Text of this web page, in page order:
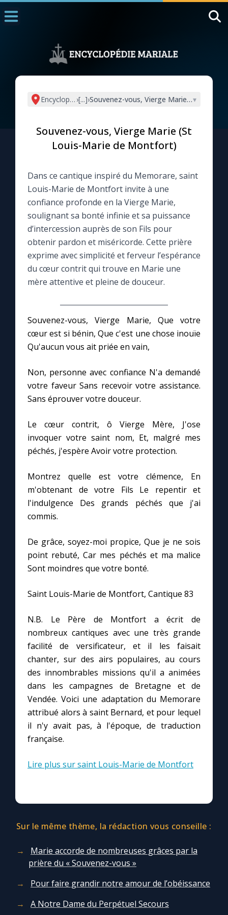
L'actualité de la semaine
La newsletter
La vidéo de la semaine
Le compte Tiktok
Le magazine
Questions-réponses
Prier au quotidien
Avec Thérèse de Lisieux
L'Évangile chaque jour
Les premiers samedis du mois
Marie qui défait les nœuds
Me consacrer à Jésus par Marie
Mes intentions de prière
Une Minute avec Marie
1000 Raisons de Croire
Chapelet pour le monde
Contact
Faire un don
Encyclopédie mariale
›[...]›Souvenez-vous, Vierge Marie (St Louis-
▾
Souvenez-vous, Vierge Marie (St
Louis-Marie de Montfort)
Dans ce cantique inspiré du Memorare, saint
Louis-Marie de Montfort invite à une
confiance profonde en la Vierge Marie,
soulignant sa bonté infinie et sa puissance
d’intercession auprès de son Fils pour
obtenir pardon et miséricorde. Cette prière
exprime avec simplicité et ferveur l’espérance
du cœur contrit qui trouve en Marie une
mère attentive et pleine de douceur.
Souvenez-vous, Vierge Marie, Que votre
cœur est si bénin, Que c'est une chose inouïe
Qu'aucun vous ait priée en vain,
Non, personne avec confiance N'a demandé
votre faveur Sans recevoir votre assistance.
Sans éprouver votre douceur.
Le cœur contrit, ô Vierge Mère, J'ose
invoquer votre saint nom, Et, malgré mes
péchés, j'espère Avoir votre protection.
Montrez quelle est votre clémence, En
m'obtenant de votre Fils Le repentir et
l'indulgence Des grands péchés que j'ai
commis.
De grâce, soyez-moi propice, Que je ne sois
point rebuté, Car mes péchés et ma malice
Sont moindres que votre bonté.
Saint Louis-Marie de Montfort, Cantique 83
N.B. Le Père de Montfort a écrit de
nombreux cantiques avec une très grande
facilité de versificateur, et il les faisait
chanter, sur des airs populaires, au cours
des innombrables missions qu'il a animées
dans les campagnes de Bretagne et de
Vendée. Voici une adaptation du Memorare
attribué alors à saint Bernard, et pour lequel
il n'y avait pas, à l'époque, de traduction
française.
Lire plus sur saint Louis-Marie de Montfort
Sur le même thème, la rédaction vous conseille :
Marie accorde de nombreuses grâces par la
prière du « Souvenez-vous »
Pour faire grandir notre amour de l’obéissance
A Notre Dame du Perpétuel Secours